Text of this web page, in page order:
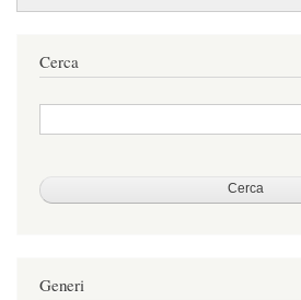
Cerca
Generi